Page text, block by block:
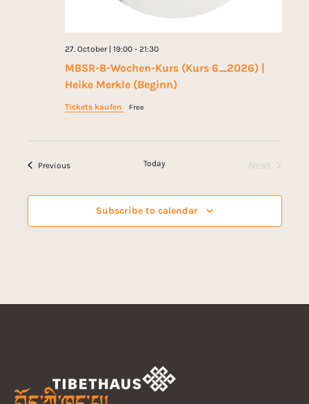
MBSR-8-Wochen-Kurs (Kurs 6_2026) |
Heike Merkle (Beginn)
27. October | 19:00- 21:30
Tickets kaufen Free
PreviousEvents Today
Next
Subscribe to calendar